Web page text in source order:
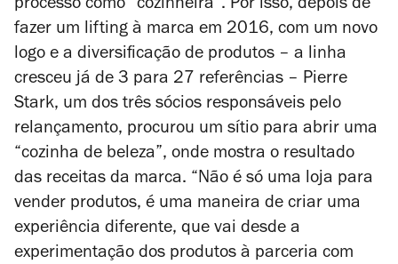
processo como “cozinheira”. Por isso, depois de
fazer um lifting à marca em 2016, com um novo
logo e a diversificação de produtos – a linha
cresceu já de 3 para 27 referências – Pierre
Stark, um dos três sócios responsáveis pelo
relançamento, procurou um sítio para abrir uma
“cozinha de beleza”, onde mostra o resultado
das receitas da marca. “Não é só uma loja para
vender produtos, é uma maneira de criar uma
experiência diferente, que vai desde a
experimentação dos produtos à parceria com